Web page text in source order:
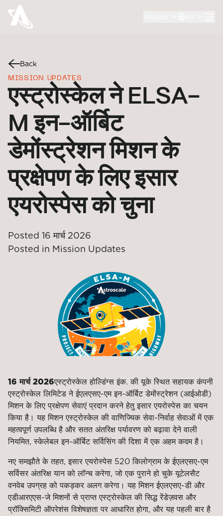
Back
MISSION UPDATES
एस्ट्रोस्केल ने ELSA-
M इन-ऑर्बिट
डेमोंस्ट्रेशन मिशन के
प्रक्षेपण के लिए इसार
एयरोस्पेस को चुना
Posted 16 मार्च 2026
Posted in Mission Updates
16 मार्च 2026एस्ट्रोस्केल होल्डिंग्स इंक. की यूके स्थित सहायक कंपनी
एस्ट्रोस्केल लिमिटेड ने ईएलएसए-एम इन-ऑर्बिट डेमोंस्ट्रेशन (आईओडी)
मिशन के लिए प्रक्षेपण सेवाएं प्रदान करने हेतु इसार एयरोस्पेस का चयन
किया है। यह मिशन एस्ट्रोस्केल की वाणिज्यिक सेवा-निर्वाह सेवाओं में एक
महत्वपूर्ण उपलब्धि है और सतत अंतरिक्ष पर्यावरण को बढ़ावा देने वाली
नियमित, स्केलेबल इन-ऑर्बिट सर्विसिंग की दिशा में एक अहम कदम है।
नए समझौते के तहत, इसार एयरोस्पेस 520 किलोग्राम के ईएलएसए-एम
सर्विसर अंतरिक्ष यान को लॉन्च करेगा, जो एक पुराने हो चुके यूटेलसैट
वनवेब उपग्रह को पकड़कर अलग करेगा। यह मिशन ईएलएसए-डी और
एडीआरएएस-जे मिशनों से प्राप्त एस्ट्रोस्केल की सिद्ध रेंडेज़वस और
प्रॉक्सिमिटी ऑपरेशंस विशेषज्ञता पर आधारित होगा, और यह पहली बार है